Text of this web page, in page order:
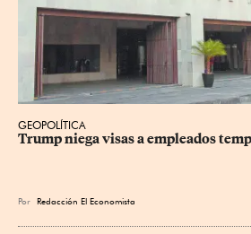
GEOPOLÍTICA
Trump niega visas a empleados
Por Redacción El Economista